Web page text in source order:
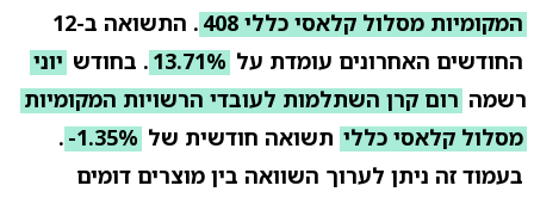
המקומיות מסלול קלאסי כללי 408
. התשואה ב-12
החודשים האחרונים עומדת על 13.71% . בחודש יוני
רשמה רום קרן השתלמות לעובדי הרשויות המקומיות
מסלול קלאסי כללי תשואה חודשית של -1.35%
.
בעמוד זה ניתן לערוך השוואה בין מוצרים דומים